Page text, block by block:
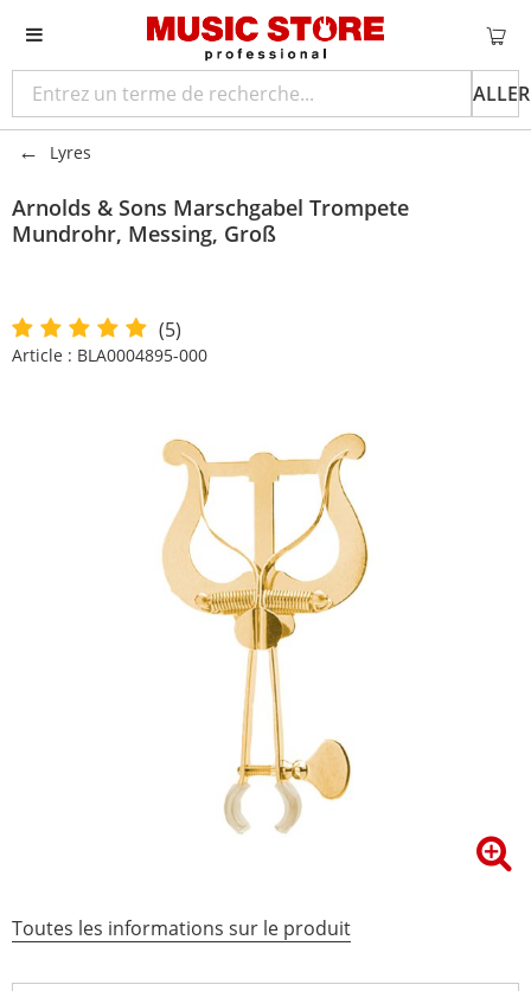
Lyres
Arnolds & Sons Marschgabel Trompete
Mundrohr, Messing, Groß
(5)
Article : BLA0004895-000
Toutes les informations sur le produit